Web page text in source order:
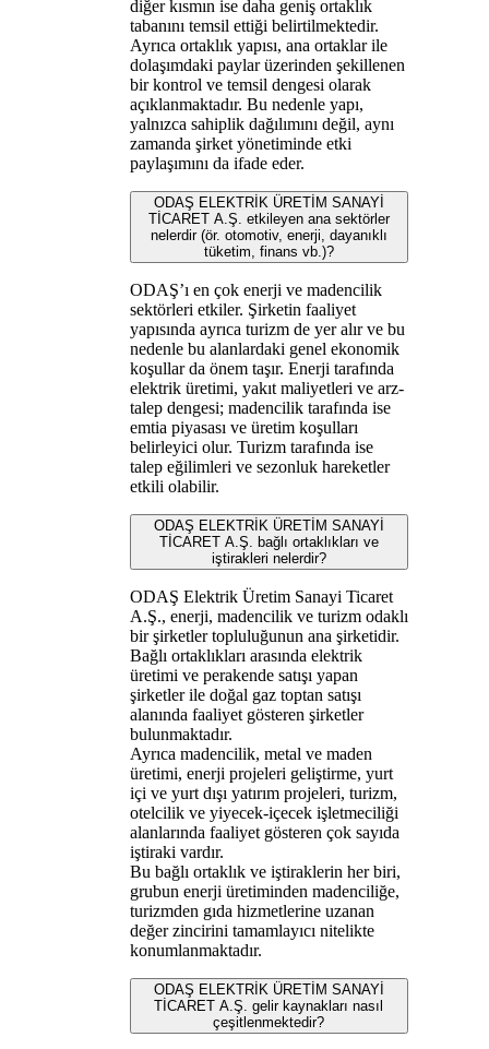
diğer kısmın ise daha geniş ortaklık
tabanını temsil ettiği belirtilmektedir.
Ayrıca ortaklık yapısı, ana ortaklar ile
dolaşımdaki paylar üzerinden şekillenen
bir kontrol ve temsil dengesi olarak
açıklanmaktadır. Bu nedenle yapı,
yalnızca sahiplik dağılımını değil, aynı
zamanda şirket yönetiminde etki
paylaşımını da ifade eder.
ODAŞ ELEKTRİK ÜRETİM SANAYİ
TİCARET A.Ş. etkileyen ana sektörler
nelerdir (ör. otomotiv, enerji, dayanıklı
tüketim, finans vb.)?
ODAŞ’ı en çok enerji ve madencilik
sektörleri etkiler. Şirketin faaliyet
yapısında ayrıca turizm de yer alır ve bu
nedenle bu alanlardaki genel ekonomik
koşullar da önem taşır. Enerji tarafında
elektrik üretimi, yakıt maliyetleri ve arz-
talep dengesi; madencilik tarafında ise
emtia piyasası ve üretim koşulları
belirleyici olur. Turizm tarafında ise
talep eğilimleri ve sezonluk hareketler
etkili olabilir.
ODAŞ ELEKTRİK ÜRETİM SANAYİ
TİCARET A.Ş. bağlı ortaklıkları ve
iştirakleri nelerdir?
ODAŞ Elektrik Üretim Sanayi Ticaret
A.Ş., enerji, madencilik ve turizm odaklı
bir şirketler topluluğunun ana şirketidir.
Bağlı ortaklıkları arasında elektrik
üretimi ve perakende satışı yapan
şirketler ile doğal gaz toptan satışı
alanında faaliyet gösteren şirketler
bulunmaktadır.
Ayrıca madencilik, metal ve maden
üretimi, enerji projeleri geliştirme, yurt
içi ve yurt dışı yatırım projeleri, turizm,
otelcilik ve yiyecek-içecek işletmeciliği
alanlarında faaliyet gösteren çok sayıda
iştiraki vardır.
Bu bağlı ortaklık ve iştiraklerin her biri,
grubun enerji üretiminden madenciliğe,
turizmden gıda hizmetlerine uzanan
değer zincirini tamamlayıcı nitelikte
konumlanmaktadır.
ODAŞ ELEKTRİK ÜRETİM SANAYİ
TİCARET A.Ş. gelir kaynakları nasıl
çeşitlenmektedir?